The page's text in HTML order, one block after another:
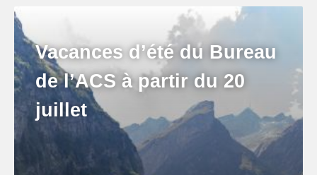
Vacances d’été du Bureau
de l’ACS à partir du 20
juillet